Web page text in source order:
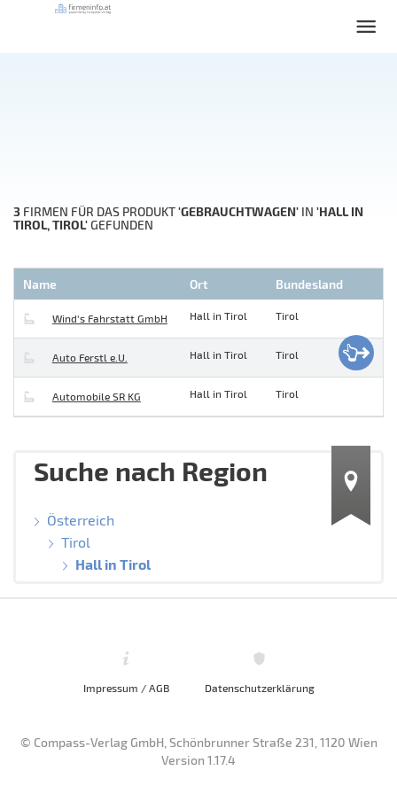
3 FIRMEN FÜR DAS PRODUKT'GEBRAUCHTWAGEN' IN 'HALL IN
TIROL, TIROL'GEFUNDEN
Name Ort Bundesland
Wind's Fahrstatt GmbH Hall in Tirol Tirol
Auto Ferstl e.U. Hall in Tirol Tirol
Automobile SR KG Hall in Tirol Tirol
Suche nach Region
Österreich
Tirol
Hall in Tirol
Impressum / AGB Datenschutzerklärung
© Compass-Verlag GmbH, Schönbrunner Straße 231, 1120 Wien
Version 1.17.4